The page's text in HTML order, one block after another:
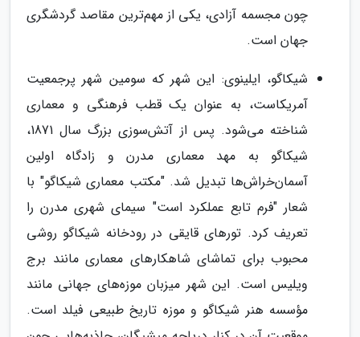
چون مجسمه آزادی، یکی از مهم‌ترین مقاصد گردشگری
جهان است.
شیکاگو، ایلینوی: این شهر که سومین شهر پرجمعیت
آمریکاست، به عنوان یک قطب فرهنگی و معماری
شناخته می‌شود. پس از آتش‌سوزی بزرگ سال 1871،
شیکاگو به مهد معماری مدرن و زادگاه اولین
آسمان‌خراش‌ها تبدیل شد. "مکتب معماری شیکاگو" با
شعار "فرم تابع عملکرد است" سیمای شهری مدرن را
تعریف کرد. تورهای قایقی در رودخانه شیکاگو روشی
محبوب برای تماشای شاهکارهای معماری مانند برج
ویلیس است. این شهر میزبان موزه‌های جهانی مانند
مؤسسه هنر شیکاگو و موزه تاریخ طبیعی فیلد است.